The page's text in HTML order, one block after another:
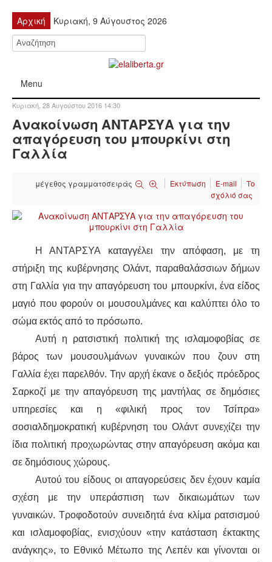
Αρχική Κυριακή, 9 Αύγουστος 2026
Menu
ΚΙΝΗΤΟΠΟΙΉΣΕΙΣ
ΑΝΑΛΎΣΕΙΣ
ΟΙΚΟΝΟΜΊΑ
ΔΙΕΘΝΉ
ΕΙΔΉΣΕΙΣ
ΚΌΣΜΟΣ
ΑΝΑΤΟΛΙΚΉ ΕΥΡΏΠΗ / ΒΑΛΚΆΝΙΑ
ΔΥΤΙΚΉ ΕΥΡΏΠΗ
ΜΈΣΗ ΑΝΑΤΟΛΉ / ΒΌΡΕΙΑ ΑΦΡΙΚΉ
ΒΌΡΕΙΑ ΑΜΕΡΙΚΉ
ΛΑΤΙΝΙΚΉ ΑΜΕΡΙΚΉ
ΑΣΊΑ / ΩΚΕΑΝΊΑ
Κυριακή, 28 Αυγούστου 2016 14:30
Ανακοίνωση ΑΝΤΑΡΣΥΑ για την
απαγόρευση του μπουρκίνι στη
Γαλλία
μέγεθος γραμματοσειράς Εκτύπωση E-mail
Το
σχόλιό σας
Η ΑΝΤΑΡΣΥΑ καταγγέλει την απόφαση, με τη
στήριξη της κυβέρνησης Ολάντ, παραθαλάσσιων δήμων
στη Γαλλία για την απαγόρευση του μπουρκίνι, ένα είδος
μαγιό που φορούν οι μουσουλμάνες και καλύπτει όλο το
σώμα εκτός από το πρόσωπο.
Αυτή η ρατσιστική πολιτική της ισλαμοφοβίας σε
βάρος των μουσουλμάνων γυναικών που ζουν στη
Γαλλία έχει παρελθόν. Την αρχή έκανε ο δεξιός πρόεδρος
Σαρκοζί με την απαγόρευση της μαντήλας σε δημόσιες
υπηρεσίες και η «φιλική προς τον Τσίπρα»
σοσιαλδημοκρατική κυβέρνηση του Ολάντ συνεχίζει την
ίδια πολιτική προχωρώντας στην απαγόρευση ακόμα και
σε δημόσιους χώρους.
Αυτού του είδους οι απαγορεύσεις δεν έχουν καμία
σχέση με την υπεράσπιση των δικαιωμάτων των
γυναικών. Τροφοδοτούν συνειδητά ένα κλίμα ρατσισμού
και ισλαμοφοβίας, ενισχύουν «την κατάσταση έκτακτης
ανάγκης», το Εθνικό Μέτωπο της Λεπέν και γίνονται οι